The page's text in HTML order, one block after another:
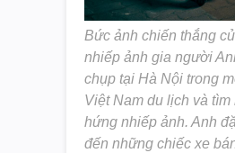
Bức ảnh chiến thắng
nhiếp ảnh gia người
chụp tại Hà Nội trong
Việt Nam du lịch và tìm
hứng nhiếp ảnh. Anh
đến những chiếc xe